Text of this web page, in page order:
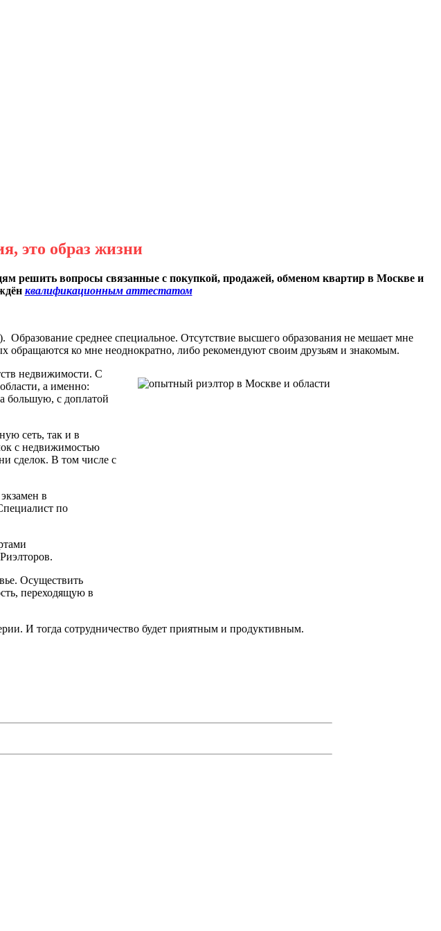
это образ жизни
решить вопросы связанные с покупкой, продажей, обменом квартир в Москве и
квалификационным аттестатом
среднее специальное. Отсутствие высшего образования не мешает мне
ко мне неоднократно, либо рекомендуют своим друзьям и знакомым.
недвижимости. С
а именно:
большую, с доплатой
сеть, так и в
с недвижимостью
сделок. В том числе с
в
по
Осуществить
переходящую в
И тогда сотрудничество будет приятным и продуктивным.